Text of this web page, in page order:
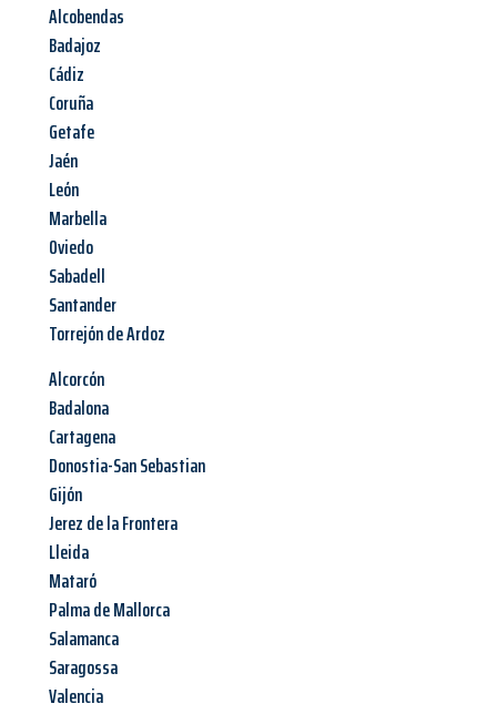
Alcobendas
Badajoz
Cádiz
Coruña
Getafe
Jaén
León
Marbella
Oviedo
Sabadell
Santander
Torrejón de Ardoz
Alcorcón
Badalona
Cartagena
Donostia-San Sebastian
Gijón
Jerez de la Frontera
Lleida
Mataró
Palma de Mallorca
Salamanca
Saragossa
Valencia